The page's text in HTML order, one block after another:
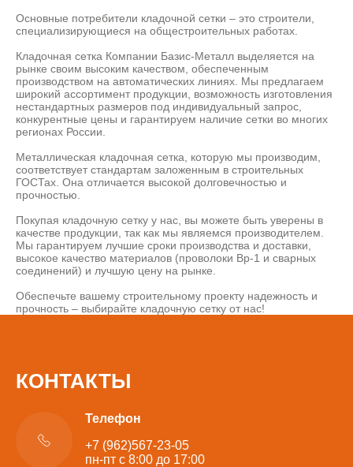
Основные потребители кладочной сетки – это строители,
специализирующиеся на общестроительных работах.
Кладочная сетка Компании Базис-Металл выделяется на
рынке своим высоким качеством, обеспеченным
производством на автоматических линиях. Мы предлагаем
широкий ассортимент продукции, возможность изготовления
нестандартных размеров под индивидуальный запрос,
конкурентные цены и гарантируем наличие сетки во многих
регионах России.
Металлическая кладочная сетка, которую мы производим,
соответствует стандартам заложенным в строительных
ГОСТах. Она отличается высокой долговечностью и
прочностью.
Покупая кладочную сетку у нас, вы можете быть уверены в
качестве продукции, так как мы являемся производителем.
Мы гарантируем лучшие сроки производства и доставки,
высокое качество материалов (проволоки Вр-1 и сварных
соединений) и лучшую цену на рынке.
Обеспечьте вашему строительному проекту надежность и
прочность – выбирайте кладочную сетку от нас!
КОНТАКТЫ
Телефон
+7 (962)567-23-05
пн-пт с 8:00 до 17:00